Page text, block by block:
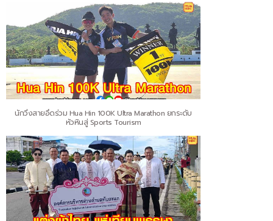
นักวิ่งสายอึดร่วม Hua Hin 100K Ultra Marathon ยกระดับ
หัวหินสู่ Sports Tourism